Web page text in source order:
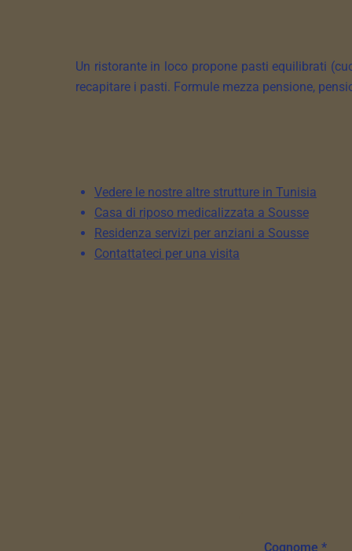
Un ristorante in loco propone pasti equilibrati
recapitare i pasti. Formule mezza pensione,
Vedere le nostre altre strutture in Tunisia
Casa di riposo medicalizzata a Sousse
Residenza servizi per anziani a Sousse
Contattateci per una visita
Cognome *